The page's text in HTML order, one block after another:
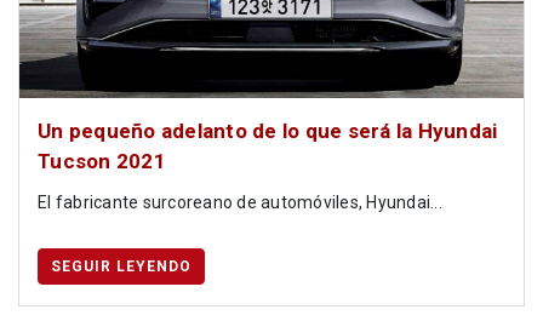
Un pequeño adelanto de lo que será la Hyundai
Tucson 2021
El fabricante surcoreano de automóviles, Hyundai...
SEGUIR LEYENDO